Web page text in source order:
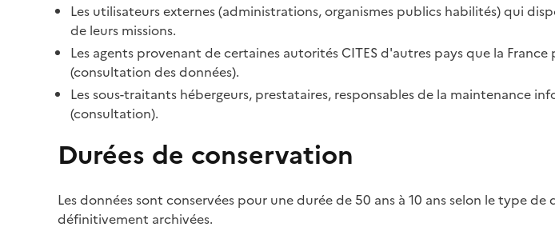
Les utilisateurs externes (administrations, organismes publics habilités) qui
de leurs missions.
Les agents provenant de certaines autorités CITES d'autres pays que la
(consultation des données).
Les sous-traitants hébergeurs, prestataires, responsables de la maintenance
(consultation).
Durées de conservation
Les données sont conservées pour une durée de 50 ans à 10 ans selon le type
définitivement archivées.